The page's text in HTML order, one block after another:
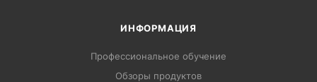
ИНФОРМАЦИЯ
Профессиональное обучение
Обзоры продуктов